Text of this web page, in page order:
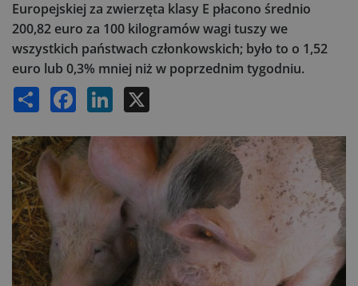
Europejskiej za zwierzęta klasy E płacono średnio
200,82 euro za 100 kilogramów wagi tuszy we
wszystkich państwach członkowskich; było to o 1,52
euro lub 0,3% mniej niż w poprzednim tygodniu.
Share Facebook LinkedIn